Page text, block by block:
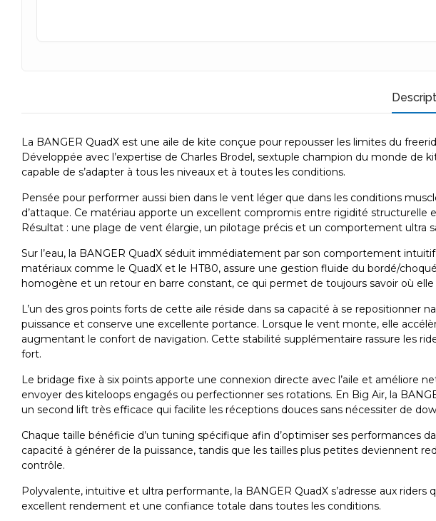
La BANGER QuadX est une aile de kite conçue pour repousser les limites du
Développée avec l’expertise de Charles Brodel, sextuple champion du monde
capable de s’adapter à tous les niveaux et à toutes les conditions.
Pensée pour performer aussi bien dans le vent léger que dans les conditions
d’attaque. Ce matériau apporte un excellent compromis entre rigidité
Résultat : une plage de vent élargie, un pilotage précis et un comportement ultra
Sur l’eau, la BANGER QuadX séduit immédiatement par son comportement
matériaux comme le QuadX et le HT80, assure une gestion fluide du bordé/
homogène et un retour en barre constant, ce qui permet de toujours savoir où
L’un des gros points forts de cette aile réside dans sa capacité à se
puissance et conserve une excellente portance. Lorsque le vent monte, elle
augmentant le confort de navigation. Cette stabilité supplémentaire rassure les
fort.
Le bridage fixe à six points apporte une connexion directe avec l’aile et améliore
envoyer des kiteloops engagés ou perfectionner ses rotations. En Big Air, la
un second lift très efficace qui facilite les réceptions douces sans nécessiter de
Chaque taille bénéficie d’un tuning spécifique afin d’optimiser ses performances
capacité à générer de la puissance, tandis que les tailles plus petites deviennent
contrôle.
Polyvalente, intuitive et ultra performante, la BANGER QuadX s’adresse aux
excellent rendement et une confiance totale dans toutes les conditions.